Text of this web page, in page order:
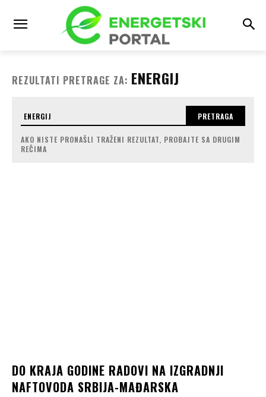
REZULTATI PRETRAGE ZA: ENERGIJ
PRETRAGA
AKO NISTE PRONAŠLI TRAŽENI REZULTAT, PROBAJTE SA DRUGIM
REČIMA
DO KRAJA GODINE RADOVI NA IZGRADNJI
NAFTOVODA SRBIJA-MAĐARSKA